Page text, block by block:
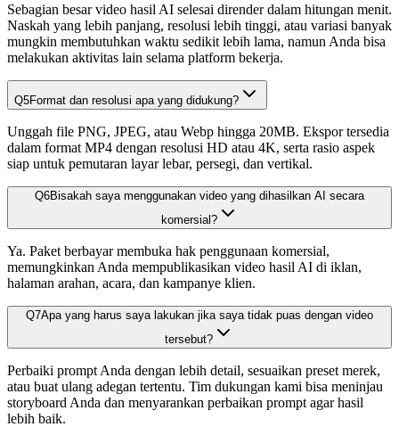
Sebagian besar video hasil AI selesai dirender dalam hitungan menit.
Naskah yang lebih panjang, resolusi lebih tinggi, atau variasi banyak
mungkin membutuhkan waktu sedikit lebih lama, namun Anda bisa
melakukan aktivitas lain selama platform bekerja.
Q5Format dan resolusi apa yang didukung?
Unggah file PNG, JPEG, atau Webp hingga 20MB. Ekspor tersedia
dalam format MP4 dengan resolusi HD atau 4K, serta rasio aspek
siap untuk pemutaran layar lebar, persegi, dan vertikal.
Q6Bisakah saya menggunakan video yang dihasilkan AI secara
komersial?
Ya. Paket berbayar membuka hak penggunaan komersial,
memungkinkan Anda mempublikasikan video hasil AI di iklan,
halaman arahan, acara, dan kampanye klien.
Q7Apa yang harus saya lakukan jika saya tidak puas dengan video
tersebut?
Perbaiki prompt Anda dengan lebih detail, sesuaikan preset merek,
atau buat ulang adegan tertentu. Tim dukungan kami bisa meninjau
storyboard Anda dan menyarankan perbaikan prompt agar hasil
lebih baik.